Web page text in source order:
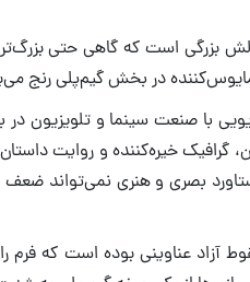
بزرگی است که گاهی حتی
در بخش گیم‌پلی رنج
با صنعت سینما و تلویزیون
خیره‌کننده و روایت
بصری و هنری
عناوینی بوده است که فرم را